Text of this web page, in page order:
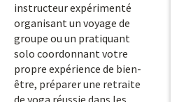
instructeur expérimenté
organisant un voyage de
groupe ou un pratiquant
solo coordonnant votre
propre expérience de bien-
être, préparer une retraite
de yoga réussie dans les